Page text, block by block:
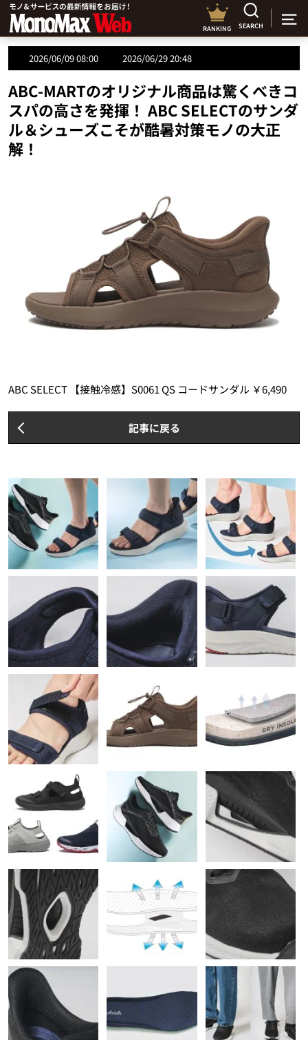
RANKING SEARCH
2026/06/09 08:00 2026/06/29 20:48
ABC-MARTのオリジナル商品は驚くべきコ
スパの高さを発揮！ ABC SELECTのサンダ
ル＆シューズこそが酷暑対策モノの大正
解！
ABC SELECT 【接触冷感】S0061 QS コードサンダル ￥6,490
記事に戻る